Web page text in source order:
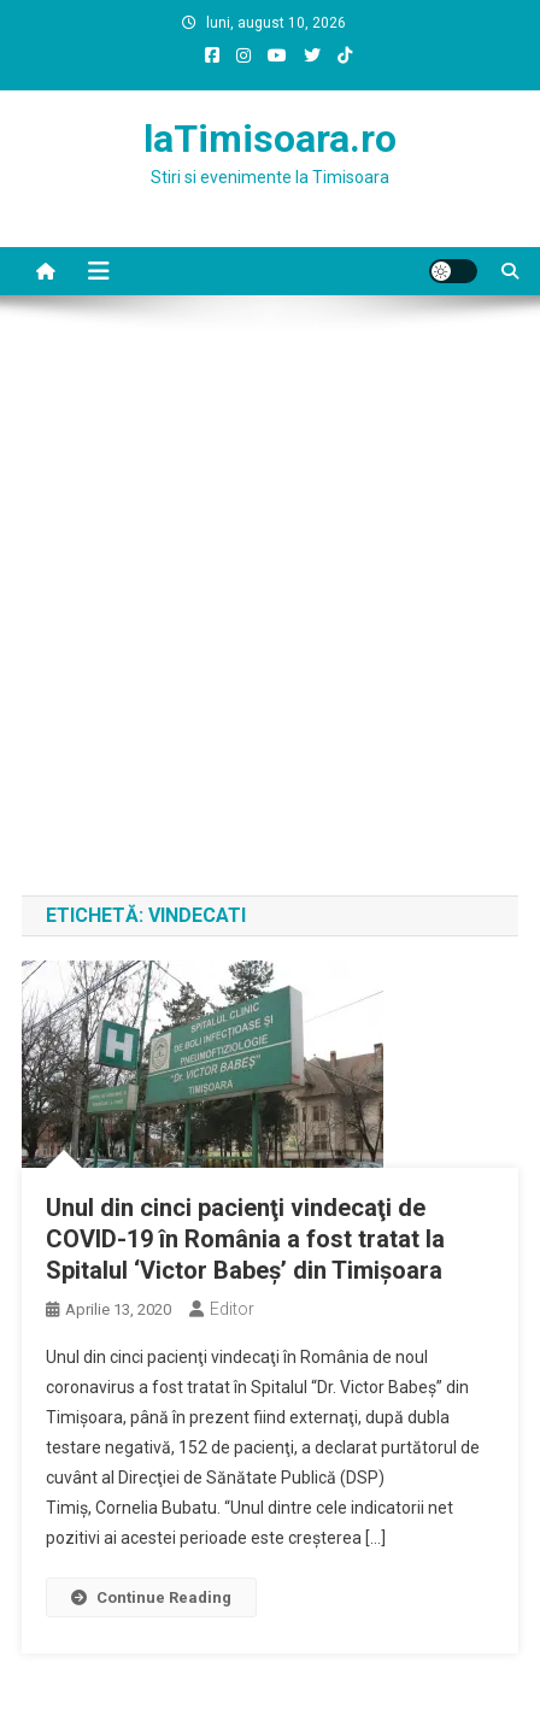
luni, august 10, 2026
laTimisoara.ro
Stiri si evenimente la Timisoara
ETICHETĂ: VINDECATI
Unul din cinci pacienţi vindecaţi de
COVID-19 în România a fost tratat la
Spitalul ‘Victor Babeş’ din Timişoara
Aprilie 13, 2020 Editor
Unul din cinci pacienţi vindecaţi în România de noul
coronavirus a fost tratat în Spitalul “Dr. Victor Babeş” din
Timişoara, până în prezent fiind externaţi, după dubla
testare negativă, 152 de pacienţi, a declarat purtătorul de
cuvânt al Direcţiei de Sănătate Publică (DSP)
Timiş, Cornelia Bubatu. “Unul dintre cele indicatorii net
pozitivi ai acestei perioade este creşterea […]
Continue Reading